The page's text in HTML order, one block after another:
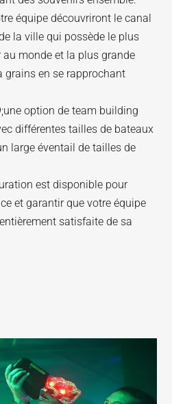
équipe découvriront le canal
la ville qui possède le plus
monde et la plus grande
grains en se rapprochant
option de team building
différentes tailles de bateaux
large éventail de tailles de
est disponible pour
et garantir que votre équipe
satisfaite de sa